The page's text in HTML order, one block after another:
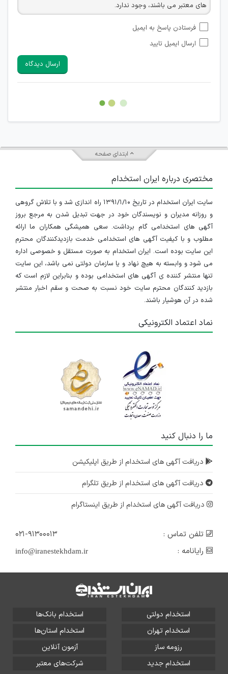
های معتبر می باشند، وجود ندارد.
شبکه های مجازی ارتباطی می باشند وجود ندارد.
امکان تأیید نظرات کاربرانی که به هر طریقی قصد مأیوس کردن
هرگونه تحریک، تحقیر و کنایه به سایر افراد (مسئول و غیر مسئول)
غیر مجاز می باشد.
امکان هماهنگی برای هرگونه ملاقات حضوری چه به صورت دسته
فرستادن پاسخ به ایمیل
ارسال ایمیل تایید
ارسال دیدگاه
ابتدای صفحه
مختصری درباره ایران استخدام
سایت ایران استخدام در تاریخ ۱۳۹۱/۱/۱۰ راه اندازی شد و با تلاش گروهی
و روزانه مدیران و نویسندگان خود در جهت تبدیل شدن به مرجع بروز
آگهی های استخدامی گام برداشت. سعی همیشگی همکاران ما ارائه
مطلوب و با کیفیت آگهی های استخدامی خدمت بازدیدکنندگان محترم
این سایت بوده است. ایران استخدام به صورت مستقل و خصوصی اداره
می شود و وابسته به هیچ نهاد و یا سازمان دولتی نمی باشد، این سایت
تنها منتشر کننده ی آگهی های استخدامی بوده و بنابراین لازم است که
بازدید کنندگان محترم سایت خود نسبت به صحت و سقم اخبار منتشر
شده در آن هوشیار باشند.
نماد اعتماد الکترونیکی
ما را دنبال کنید
دریافت آگهی های استخدام از طریق اپلیکیشن
دریافت آگهی های استخدام از طریق تلگرام
دریافت آگهی های استخدام از طریق اینستاگرام
تلفن تماس :
۰۲۱-۹۱۳۰۰۰۱۳
رایانامه :
info@iranestekhdam.ir
استخدام دولتی
استخدام بانک‌ها
استخدام تهران
استخدام استان‌ها
رزومه ساز
آزمون آنلاین
استخدام جدید
شرکت‌های معتبر